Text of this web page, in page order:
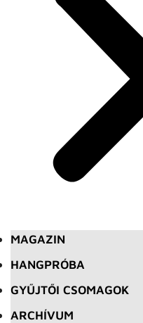
MAGAZIN
HANGPRÓBA
GYŰJTŐI CSOMAGOK
ARCHÍVUM